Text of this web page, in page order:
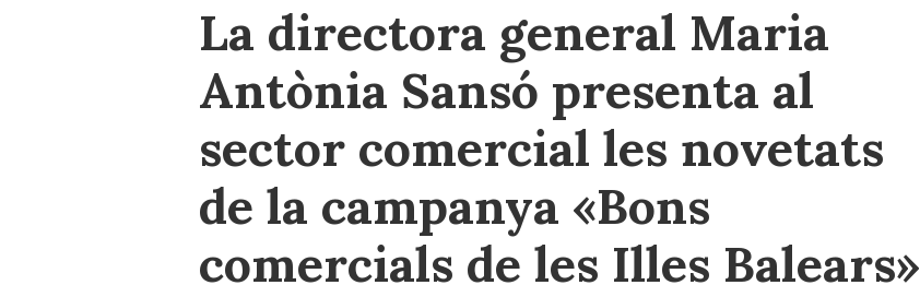
La directora general Maria
Antònia Sansó presenta al
sector comercial les novetats
de la campanya «Bons
comercials de les Illes Balears»